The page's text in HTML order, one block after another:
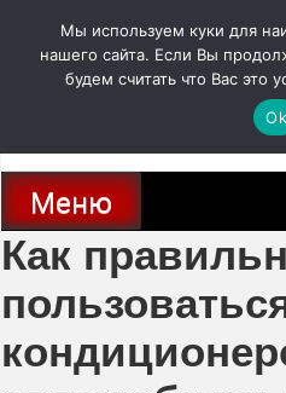
содержимому
Новости про современные
и
Меню
Как
Мы используем куки для
нашего сайта. Если Вы
будем считать что Вас это
Ok